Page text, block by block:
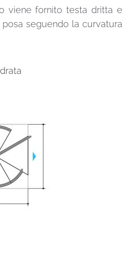
viene fornito testa dritta e
seguendo la curvatura